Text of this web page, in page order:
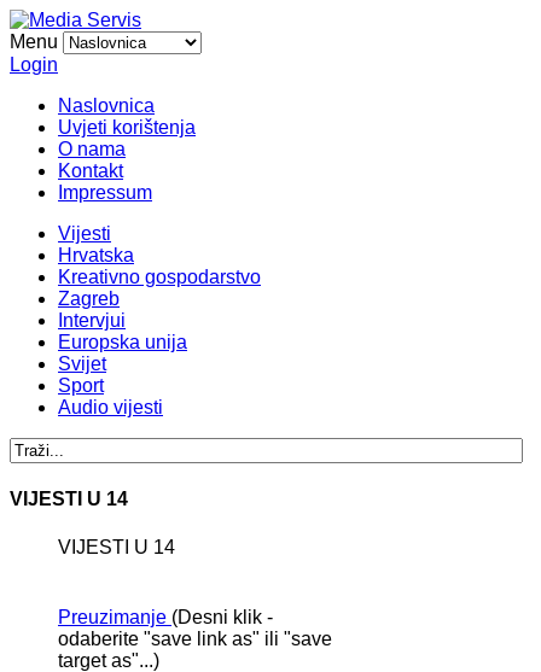
Menu
Login
Naslovnica
Uvjeti korištenja
O nama
Kontakt
Impressum
Vijesti
Hrvatska
Kreativno gospodarstvo
Zagreb
Intervjui
Europska unija
Svijet
Sport
Audio vijesti
VIJESTI U 14
VIJESTI U 14
Preuzimanje (Desni klik -
odaberite "save link as" ili "save
target as"...)